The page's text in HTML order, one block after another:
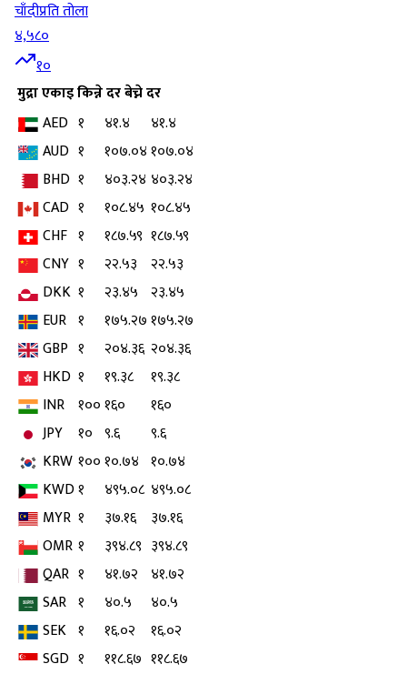
चाँदीप्रति तोला
४,५८०
१०
मुद्राएकाइकिन्ने दरबेच्ने दर
AED १ ४१.४
४१.४
AUD १ १०७.०४१०७.०४
BHD १ ४०३.२४ ४०३.२४
CAD १ १०८.४५ १०८.४५
CHF १ १८७.५९ १८७.५९
CNY १ २२.५३
२२.५३
DKK १ २३.४५ २३.४५
EUR १ १७५.२७१७५.२७
GBP १ २०४.३६ २०४.३६
HKD १ १९.३८
१९.३८
INR १००१६०
१६०
JPY
१० ९.६
९.६
KRW १००१०.७४ १०.७४
KWD१ ४९५.०८ ४९५.०८
MYR १ ३७.१६
३७.१६
OMR १ ३९४.८९ ३९४.८९
QAR १ ४१.७२ ४१.७२
SAR १ ४०.५
४०.५
SEK १ १६.०२
१६.०२
SGD १ ११८.६७ ११८.६७